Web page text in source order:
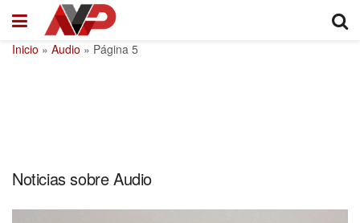
Inicio » Audio » Página 5
Noticias sobre Audio